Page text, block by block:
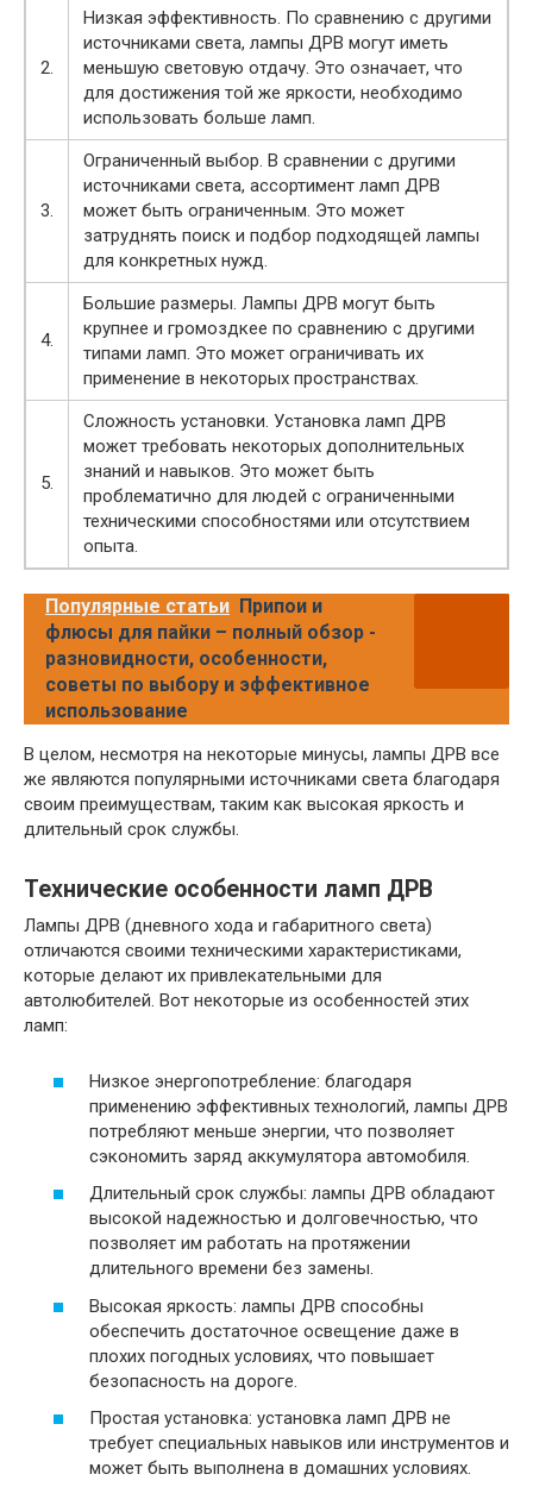
2.
Низкая эффективность. По сравнению с другими
источниками света, лампы ДРВ могут иметь
меньшую световую отдачу. Это означает, что
для достижения той же яркости, необходимо
использовать больше ламп.
3.
Ограниченный выбор. В сравнении с другими
источниками света, ассортимент ламп ДРВ
может быть ограниченным. Это может
затруднять поиск и подбор подходящей лампы
для конкретных нужд.
4.
Большие размеры. Лампы ДРВ могут быть
крупнее и громоздкее по сравнению с другими
типами ламп. Это может ограничивать их
применение в некоторых пространствах.
5.
Сложность установки. Установка ламп ДРВ
может требовать некоторых дополнительных
знаний и навыков. Это может быть
проблематично для людей с ограниченными
техническими способностями или отсутствием
опыта.
Популярные статьи Припои и
флюсы для пайки – полный обзор -
разновидности, особенности,
советы по выбору и эффективное
использование
В целом, несмотря на некоторые минусы, лампы ДРВ все
же являются популярными источниками света благодаря
своим преимуществам, таким как высокая яркость и
длительный срок службы.
Технические особенности ламп ДРВ
Лампы ДРВ (дневного хода и габаритного света)
отличаются своими техническими характеристиками,
которые делают их привлекательными для
автолюбителей. Вот некоторые из особенностей этих
ламп:
Низкое энергопотребление: благодаря
применению эффективных технологий, лампы ДРВ
потребляют меньше энергии, что позволяет
сэкономить заряд аккумулятора автомобиля.
Длительный срок службы: лампы ДРВ обладают
высокой надежностью и долговечностью, что
позволяет им работать на протяжении
длительного времени без замены.
Высокая яркость: лампы ДРВ способны
обеспечить достаточное освещение даже в
плохих погодных условиях, что повышает
безопасность на дороге.
Простая установка: установка ламп ДРВ не
требует специальных навыков или инструментов и
может быть выполнена в домашних условиях.